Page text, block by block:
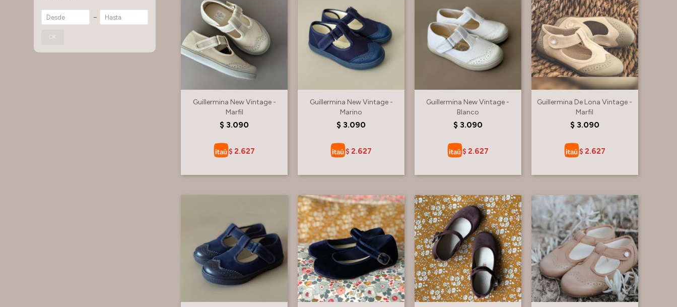
Guillermina New Vintage -
Marfil
$ 3.090
$ 2.627
Guillermina New Vintage -
Marino
$ 3.090
$ 2.627
Guillermina New Vintage -
Blanco
$ 3.090
$ 2.627
Guillermina De Lona Vintage -
Marfil
$ 3.090
$ 2.627
OK